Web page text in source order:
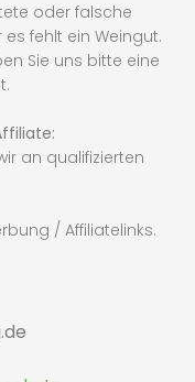
oder falsche
fehlt ein Weingut.
Sie uns bitte eine
an qualifizierten
/ Affiliatelinks.